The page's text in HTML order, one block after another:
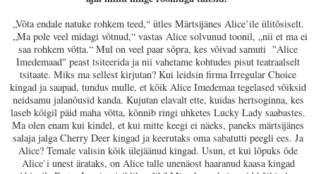
„Võta endale natuke rohkem teed,“ ütles Märtsijänes Alice’ile ülitõsiselt.
„Ma pole veel midagi võtnud,“ vastas Alice solvunud toonil, „nii et ma ei
saa rohkem võtta.“ Mul on veel paar sõpra, kes võivad samuti "Alice
Imedemaad" peast tsiteerida ja nii vahetame kohtudes pisut teatraalselt
tsitaate. Miks ma sellest kirjutan? Kui leidsin firma Irregular Choice
kingad ja saapad, tundus mulle, et kõik Alice Imedemaa tegelased võiksid
neidsamu jalanõusid kanda. Kujutan elavalt ette, kuidas hertsoginna, kes
laseb kõigil päid maha võtta, kõnnib ringi uhketes Lucky Lady saabastes.
Ma olen enam kui kindel, et kui mitte keegi ei näeks, paneks märtsijänes
salaja jalga Cherry Deer kingad ja keerutaks oma sabatutti peegli ees. Ja
Alice? Temale valisin kõik ülejäänud kingad. Usun, et kui lõpuks õde
Alice`i unest ärataks, on Alice talle unenäost haaranud kaasa kingad